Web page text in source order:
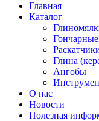
Главная
Каталог
Глина
Ангобы
О нас
Новости
Полезная